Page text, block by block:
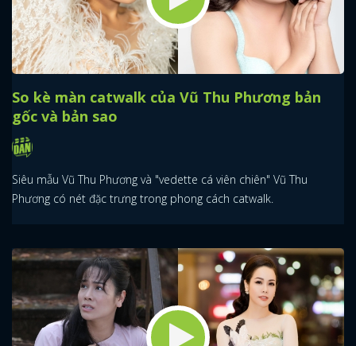
So kè màn catwalk của Vũ Thu Phương bản
gốc và bản sao
Siêu mẫu Vũ Thu Phương và "vedette cá viên chiên" Vũ Thu
Phương có nét đặc trưng trong phong cách catwalk.